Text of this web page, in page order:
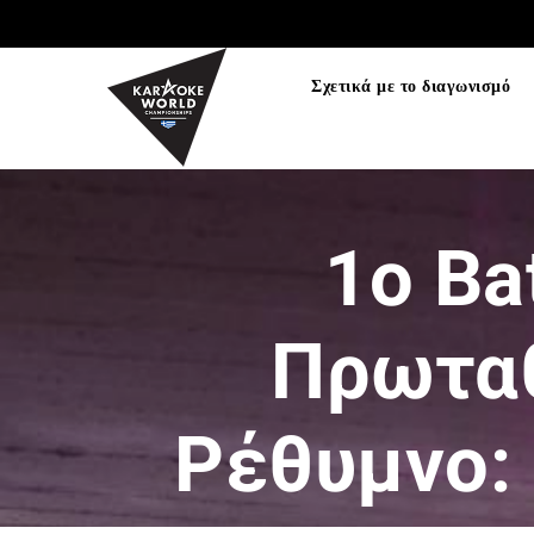
Σχετικά με το διαγωνισμό
1ο
Ρέθυμνο: